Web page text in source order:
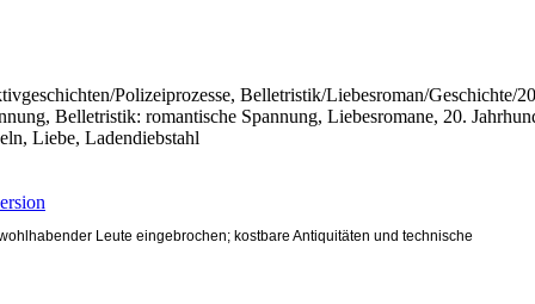
Polizeiprozesse, Belletristik/Liebesroman/Geschichte/
Belletristik: romantische Spannung, Liebesromane, 20.
Liebe, Ladendiebstahl
Leute eingebrochen; kostbare Antiquitäten und technische